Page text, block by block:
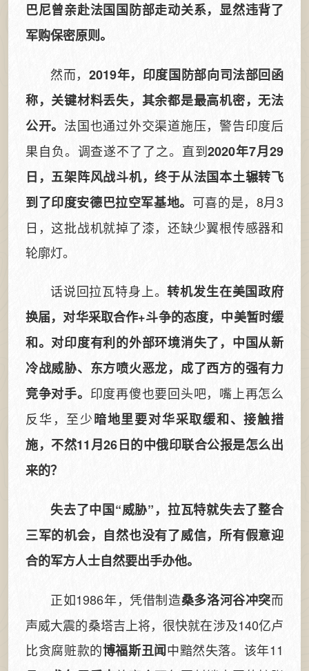
巴尼曾亲赴法国国防部走动关系，显然违背了
军购保密原则。
然而， 2019年，印度国防部向司法部回函
称，关键材料丢失，其余都是最高机密，无法
公开。 法国也通过外交渠道施压，警告印度后
果自负。调查遂不了了之。直到2020年7月29
日，五架阵风战斗机，终于从法国本土辗转飞
到了印度安德巴拉空军基地。 可喜的是，8月3
日，这批战机就掉了漆，还缺少翼根传感器和
轮廓灯。
话说回拉瓦特身上。转机发生在美国政府
换届，对华采取合作+斗争的态度，中美暂时缓
和。对印度有利的外部环境消失了，中国从新
冷战威胁、东方喷火恶龙，成了西方的强有力
竞争对手。 印度再傻也要回头吧，嘴上再怎么
反华，至少暗地里要对华采取缓和、接触措
施，不然11月26日的中俄印联合公报是怎么出
来的？
失去了中国“威胁”，拉瓦特就失去了整合
三军的机会，自然也没有了威信，所有假意迎
合的军方人士自然要出手办他。
正如1986年，凭借制造桑多洛河谷冲突而
声威大震的桑塔吉上将，很快就在涉及140亿卢
比贪腐赃款的博福斯丑闻中黯然失落。该年11